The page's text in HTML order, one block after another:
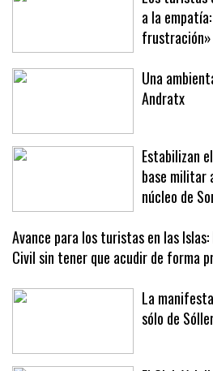
Los turistas
a la empatía:
frustración»
Una
Estabilizan
base militar
núcleo de
Avance para los turistas en las Islas:
Civil sin tener que acudir de forma
La